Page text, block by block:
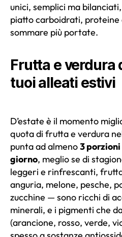
unici, semplici ma
piatto carboidrati, proteine
sommare più portate.
Frutta e verdura
tuoi alleati estivi
D’estate è il momento
quota di frutta e verdura
punta ad almeno3
giorno, meglio se di
leggeri e rinfrescanti,
anguria, melone, pesche,
zucchine — sono ricchi di
minerali, e i pigmenti che
(arancione, rosso, verde,